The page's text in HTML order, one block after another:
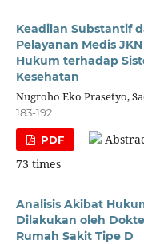
Keadilan Substantif
Pelayanan Medis
Hukum terhadap
Kesehatan
Nugroho Eko Prasetyo,
183-192
PDF
73 times
Analisis Akibat
Dilakukan oleh
Rumah Sakit Tipe D